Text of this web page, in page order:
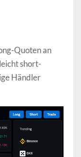
Quoten an
short-
Händler